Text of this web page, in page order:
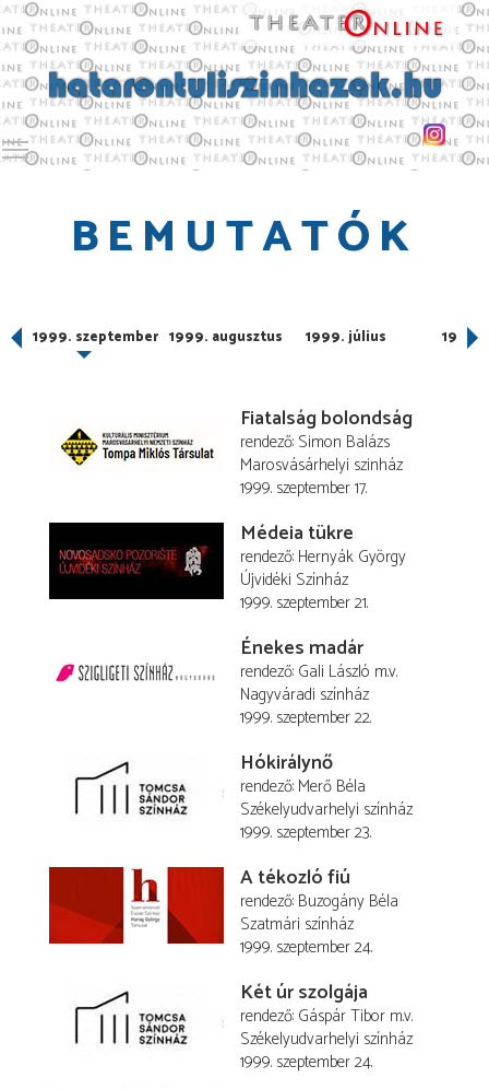
Toggle main menu visibility
BEMUTATÓK
1999. szeptember 1999. augusztus 1999. július 1999.
Fiatalság bolondság
rendező Simon Balázs
Marosvásárhelyi szinház
1999. szeptember 17.
Médeia tükre
rendező Hernyák György
Újvidéki Színház
1999. szeptember 21.
Énekes madár
rendező Gali László m.v.
Nagyváradi színház
1999. szeptember 22.
Hókirálynő
rendező Merő Béla
Székelyudvarhelyi színház
1999. szeptember 23.
A tékozló fiú
rendező Buzogány Béla
Szatmári színház
1999. szeptember 24.
Két úr szolgája
rendező Gáspár Tibor m.v.
Székelyudvarhelyi színház
1999. szeptember 24.